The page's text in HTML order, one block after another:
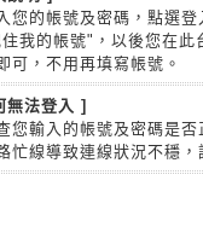
您的帳號及密碼，點選
我的帳號"，以後您在此
可，不用再填寫帳號。
無法登入 ]
您輸入的帳號及密碼是
忙線導致連線狀況不穩，